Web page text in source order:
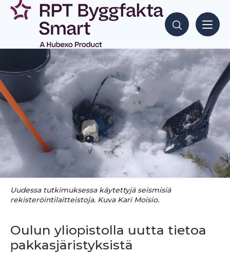
Siirry
sisältöön
Hae sisältöjä
Uudessa tutkimuksessa käytettyjä seismisiä
rekisteröintilaitteistoja. Kuva Kari Moisio.
Oulun yliopistolla uutta tietoa
pakkasjäristyksistä